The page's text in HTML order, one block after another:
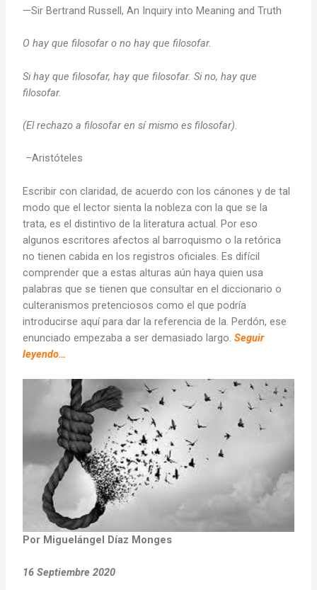
—Sir Bertrand Russell, An Inquiry into Meaning and Truth
O hay que filosofar o no hay que filosofar.
Si hay que filosofar, hay que filosofar. Si no, hay que
filosofar.
(El rechazo a filosofar en sí mismo es filosofar).
–Aristóteles
Escribir con claridad, de acuerdo con los cánones y de tal
modo que el lector sienta la nobleza con la que se la
trata, es el distintivo de la literatura actual. Por eso
algunos escritores afectos al barroquismo o la retórica
no tienen cabida en los registros oficiales. Es difícil
comprender que a estas alturas aún haya quien usa
palabras que se tienen que consultar en el diccionario o
culteranismos pretenciosos como el que podría
introducirse aquí para dar la referencia de la. Perdón, ese
enunciado empezaba a ser demasiado largo.Seguir
leyendo…
Por Miguelángel Díaz Monges
16 Septiembre 2020